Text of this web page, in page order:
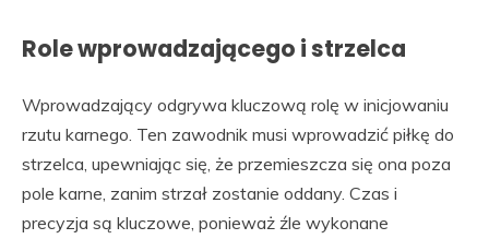
Role wprowadzającego i strzelca
Wprowadzający odgrywa kluczową rolę w inicjowaniu
rzutu karnego. Ten zawodnik musi wprowadzić piłkę do
strzelca, upewniając się, że przemieszcza się ona poza
pole karne, zanim strzał zostanie oddany. Czas i
precyzja są kluczowe, ponieważ źle wykonane